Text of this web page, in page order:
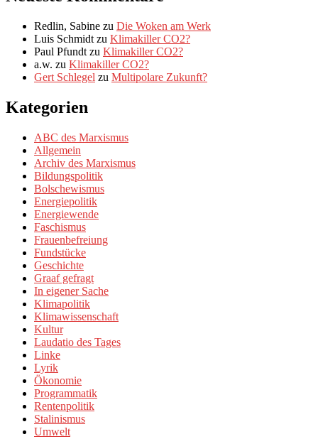
Redlin, Sabine zu Die Woken am Werk
Luis Schmidt zu Klimakiller CO2?
Paul Pfundt zu Klimakiller CO2?
a.w. zu Klimakiller CO2?
Gert Schlegel zu Multipolare Zukunft?
Kategorien
ABC des Marxismus
Allgemein
Archiv des Marxismus
Bildungspolitik
Bolschewismus
Energiepolitik
Energiewende
Faschismus
Frauenbefreiung
Fundstücke
Geschichte
Graaf gefragt
In eigener Sache
Klimapolitik
Klimawissenschaft
Kultur
Laudatio des Tages
Linke
Lyrik
Ökonomie
Programmatik
Rentenpolitik
Stalinismus
Umwelt